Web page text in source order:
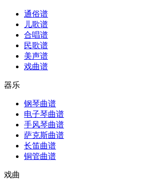
通俗谱
儿歌谱
合唱谱
民歌谱
美声谱
戏曲谱
器乐
钢琴曲谱
电子琴曲谱
手风琴曲谱
萨克斯曲谱
长笛曲谱
铜管曲谱
戏曲